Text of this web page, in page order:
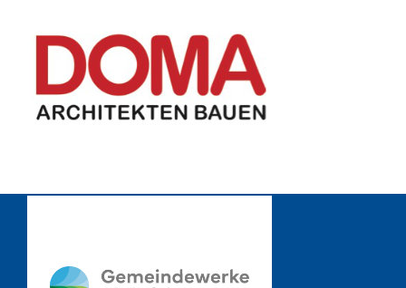
Impressum